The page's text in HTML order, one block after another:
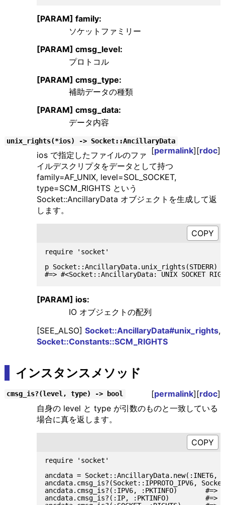
[PARAM] family:
ソケットファミリー
[PARAM] cmsg_level:
プロトコル
[PARAM] cmsg_type:
補助データの種類
[PARAM] cmsg_data:
データ内容
unix_rights(*ios) -> Socket::AncillaryData
[permalink][rdoc]
ios で指定したファイルのファ
イルデスクリプタをデータとして持つ
family=AF_UNIX, level=SOL_SOCKET,
type=SCM_RIGHTS という
Socket::AncillaryData オブジェクトを生成して返
します。
require 'socket'
p Socket::AncillaryData.unix_rights(STDERR)
[PARAM] ios:
IO オブジェクトの配列
[SEE_ALSO] Socket::AncillaryData#unix_rights,
Socket::Constants::SCM_RIGHTS
インスタンスメソッド
cmsg_is?(level, type) -> bool [permalink][rdoc]
自身の level と type が引数のものと一致している
場合に真を返します。
require 'socket'
ancdata = Socket::AncillaryData.new(:INET6,
ancdata.cmsg_is?(Socket::IPPROTO_IPV6,
ancdata.cmsg_is?(:IPV6, :PKTINFO)       #=>
ancdata.cmsg_is?(:IP, :PKTINFO)         #=>